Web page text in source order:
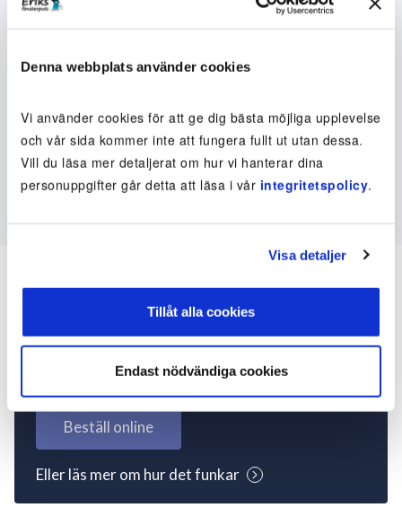
Denna webbplats använder cookies
Vi använder cookies för att ge dig bästa möjliga upplevelse
och vår sida kommer inte att fungera fullt ut utan dessa.
Vill du läsa mer detaljerat om hur vi hanterar dina
personuppgifter går detta att läsa i vår integritetspolicy.
Visa detaljer
Tillåt alla cookies
Endast nödvändiga cookies
Inte kund ännu? Kom
igång nu!
Beställ online
Eller läs mer om hur det funkar